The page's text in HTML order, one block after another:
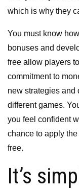
which is why they
You must know
bonuses and
free allow players
commitment to
new strategies and
different games.
you feel confident
chance to apply
free.
It’s